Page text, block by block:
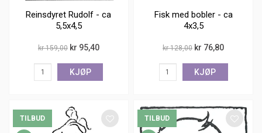
Reinsdyret Rudolf - ca
5,5x4,5
kr 159,00 kr 95,40
KJØP
Fisk med bobler - ca
4x3,5
kr 128,00 kr 76,80
KJØP
TILBUD TILBUD